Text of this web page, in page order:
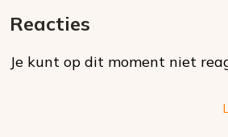
Reacties
Je kunt op dit moment niet